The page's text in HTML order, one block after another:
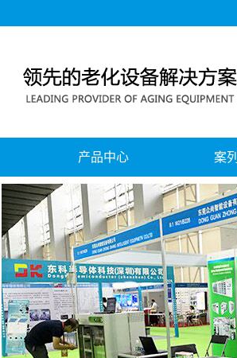
产品中心
移动电源、电池组老化测试系列
蓝牙耳机、音响老化测试系列
无线充老化测试系列
电源老化测试系列
节能回馈式老化测试系列
灯具智能老化测试系列
案